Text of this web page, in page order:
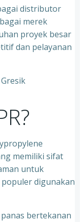
distributor
merek
proyek besar
dan pelayanan
memiliki sifat
untuk
digunakan
bertekanan